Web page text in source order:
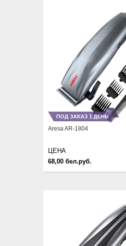
ПОД ЗАКАЗ 1 ДЕНЬ
Aresa AR-1804
68,00 бел.руб.
ЦЕНА